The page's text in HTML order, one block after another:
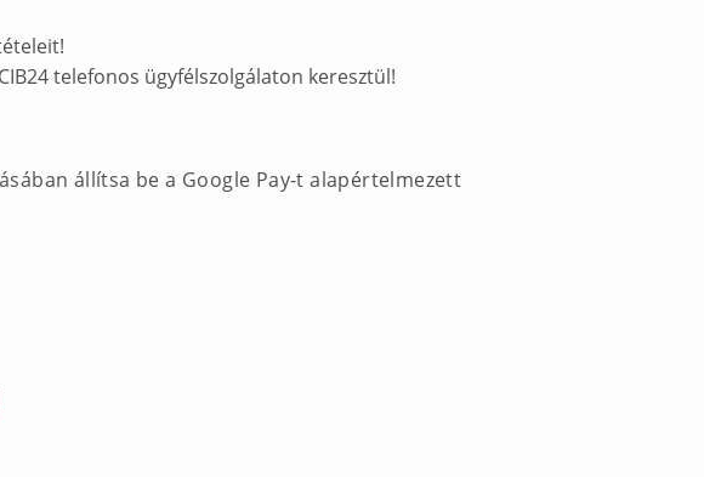
telefonos ügyfélszolgálaton keresztül!
állítsa be a Google Pay-t alapértelmezett